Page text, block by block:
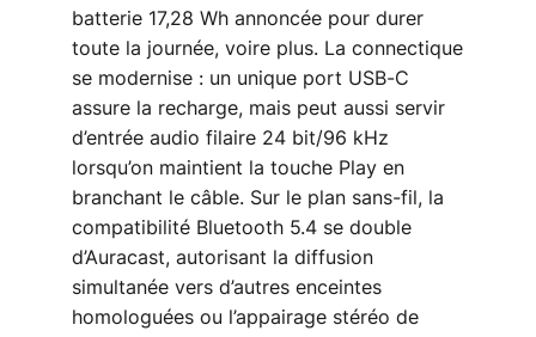
batterie 17,28 Wh annoncée pour durer
toute la journée, voire plus. La connectique
se modernise : un unique port USB-C
assure la recharge, mais peut aussi servir
d’entrée audio filaire 24 bit/96 kHz
lorsqu’on maintient la touche Play en
branchant le câble. Sur le plan sans-fil, la
compatibilité Bluetooth 5.4 se double
d’Auracast, autorisant la diffusion
simultanée vers d’autres enceintes
homologuées ou l’appairage stéréo de